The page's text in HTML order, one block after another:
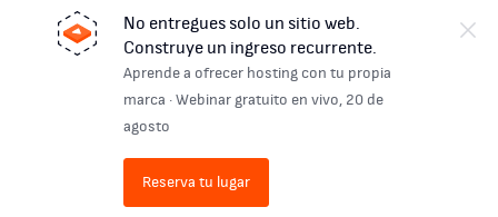
No entregues solo un sitio web.
Construye un ingreso recurrente.
Aprende a ofrecer hosting con tu propia
marca · Webinar gratuito en vivo, 20 de
agosto
Reserva tu lugar